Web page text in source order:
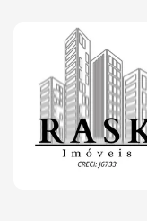
Página inicial